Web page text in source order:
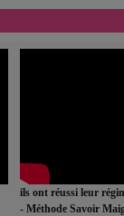
ils ont réussi leur
- Méthode Savoir